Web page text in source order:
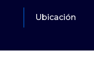
Ubicación